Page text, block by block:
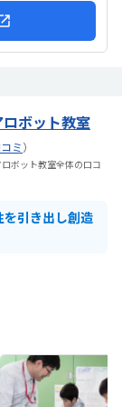
ボット教室
ミ）
ボット教室全体の口コ
引き出し創造